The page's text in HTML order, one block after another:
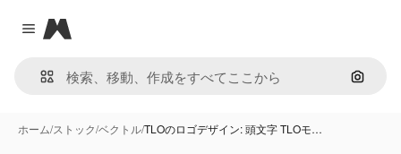
Close menu
Magnific
画像で
ホーム/ストック/ベクトル/TLOのロゴデザイン: 頭文字 TLOモ…